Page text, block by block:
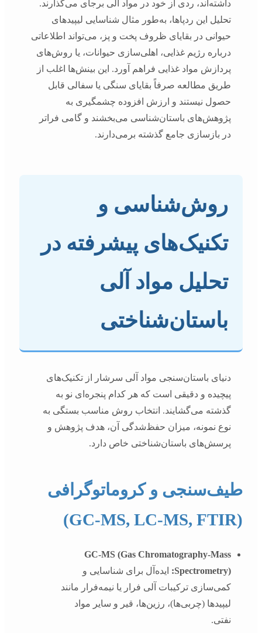
داشته‌اند، ردی از خود در مواد آلی برجای می‌گذارند.
تحلیل این ردپاها، به‌طور مثال شناسایی لیپیدهای
حیوانی در بقایای ظروف پخت و پز، می‌تواند اطلاعاتی
درباره رژیم غذایی، اهلی‌سازی حیوانات، یا روش‌های
پردازش مواد غذایی فراهم آورد. این بینش‌ها اغلب از
طریق مطالعه صرفاً بقایای سنگی یا سفالی قابل
حصول نیستند و ارزش افزوده چشمگیری به
پژوهش‌های باستان‌شناسی می‌بخشند و گامی فراتر
در بازسازی جامع گذشته برمی‌دارند.
روش‌شناسی و
تکنیک‌های پیشرفته در
تحلیل مواد آلی
باستان‌شناختی
دنیای باستان‌سنجی مواد آلی سرشار از تکنیک‌های
پیچیده و دقیقی است که هر کدام پنجره‌ای نو به
گذشته می‌گشایند. انتخاب روش مناسب بستگی به
نوع نمونه، میزان حفظ‌شدگی آن، هدف پژوهش و
پرسش‌های باستان‌شناختی خاص دارد.
طیف‌سنجی و کروماتوگرافی
(GC-MS, LC-MS, FTIR)
GC-MS (Gas Chromatography-Mass
Spectrometry):
ایده‌آل برای شناسایی و
کمی‌سازی ترکیبات آلی فرار یا نیمه‌فرار مانند
لیپیدها (چربی‌ها)، رزین‌ها، قیر و سایر مواد
نفتی.